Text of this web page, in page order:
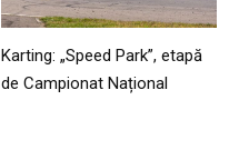
Karting: „Speed Park”, etapă
de Campionat Național